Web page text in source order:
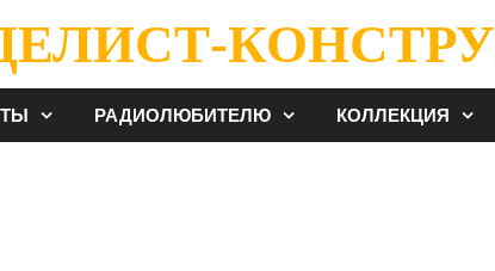
РАДИОЛЮБИТЕЛЮ КОЛЛЕКЦИЯ